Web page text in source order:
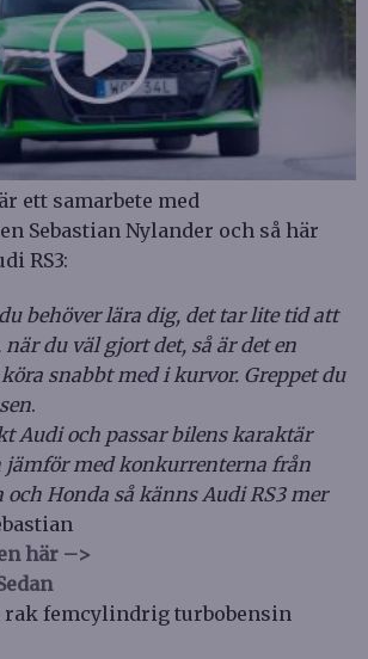
ett samarbete med
Sebastian Nylander och så här
RS3:
behöver lära dig, det tar lite tid att
du väl gjort det, så är det en
snabbt med i kurvor. Greppet du
.
Audi och passar bilens karaktär
jämför med konkurrenterna från
och Honda så känns Audi RS3 mer
här –>
rak femcylindrig turbobensin